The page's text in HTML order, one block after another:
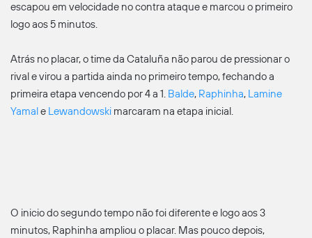
escapou em velocidade no contra ataque e marcou o primeiro
logo aos 5 minutos.
Atrás no placar, o time da Cataluña não parou de pressionar o
rival e virou a partida ainda no primeiro tempo, fechando a
primeira etapa vencendo por 4 a 1. Balde, Raphinha, Lamine
Yamal e Lewandowski marcaram na etapa inicial.
O inicio do segundo tempo não foi diferente e logo aos 3
minutos, Raphinha ampliou o placar. Mas pouco depois,